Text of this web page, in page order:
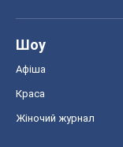
Шоу
Афіша
Краса
Жіночий журнал